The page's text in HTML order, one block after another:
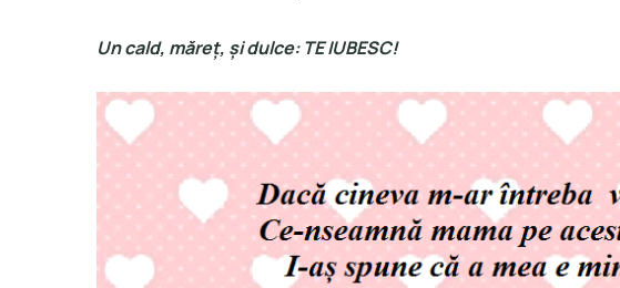
Un cald, măreț, și dulce: TE IUBESC!